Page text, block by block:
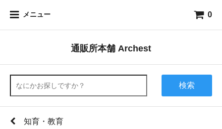
メニュー 0
通販所本舗 Archest
検索
知育・教育